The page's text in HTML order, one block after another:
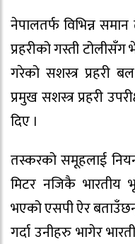
नेपालतर्फ विभिन्न
प्रहरीको गस्ती
गरेको सशस्त्र प्रहरी
प्रमुख सशस्त्र प्रहरी
दिए ।
तस्करको समूहलाई
मिटर नजिकै
भएको एसपी ऐर
गर्दा उनीहरु भागेर